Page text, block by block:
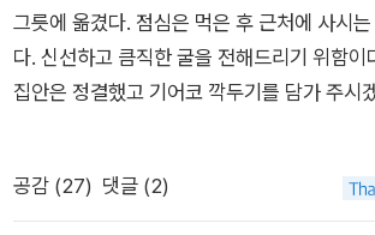
고 할 수 있는데... 명왕성이 행성에서 빠졌다
영어 이름이 pluto라는 것, pluto는 하데스의
저승의 왕을 뜻한다. 저승이다. 이승에서 빼기
성이다. 저승은 곧 이승을 생각하게 하므로 '
으로'는 '저승에서 저승으로'가 아니라 '이승에
어도 무방하다는 생각이 든다. 이를 토대로
그릇에 옮겼다. 점심은 먹은 후 근처에 사시
다. 신선하고 큼직한 굴을 전해드리기 위함이
집안은 정결했고 기어코 깍두기를 담가 주시
림픽 경기를 시청하는 것으로 밤은 채워졌다.
오는 길에 동생과 나누는 대화와 고모 댁에서
공감 (27) 댓글 (2)